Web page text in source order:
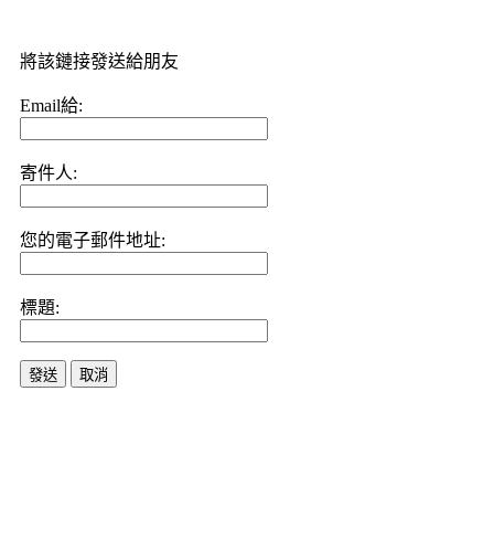
將該鏈接發送給朋友
Email給:
寄件人:
您的電子郵件地址:
標題:
發送 取消